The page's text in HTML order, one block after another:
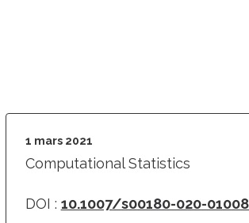
1 mars 2021
Computational Statistics
DOI : 10.1007/s00180-020-